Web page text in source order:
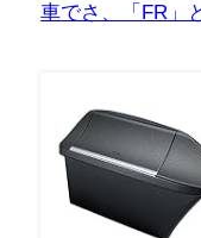
車でさ、「FR」